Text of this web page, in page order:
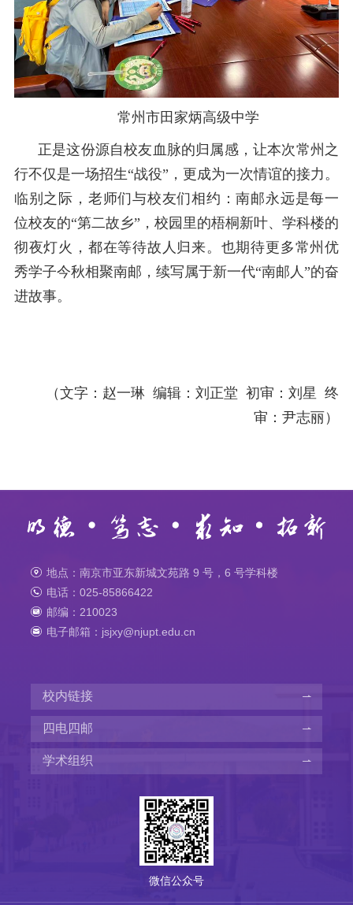
常州市田家炳高级中学
正是这份源自校友血脉的归属感，让本次常州之
行不仅是一场招生“战役” ，更成为一次情谊的接力。
临别之际，老师们与校友们相约：南邮永远是每一
位校友的“第二故乡”，校园里的梧桐新叶、学科楼的
彻夜灯火，都在等待故人归来。也期待更多常州优
秀学子今秋相聚南邮，续写属于新一代“南邮人”的奋
进故事。
（文字：赵一琳编辑：刘正堂初审：刘星终
审：尹志丽）
地点：南京市亚东新城文苑路 9 号，6 号学科楼
电话：025-85866422
邮编：210023
电子邮箱：jsjxy@njupt.edu.cn
校内链接
四电四邮
学术组织
微信公众号